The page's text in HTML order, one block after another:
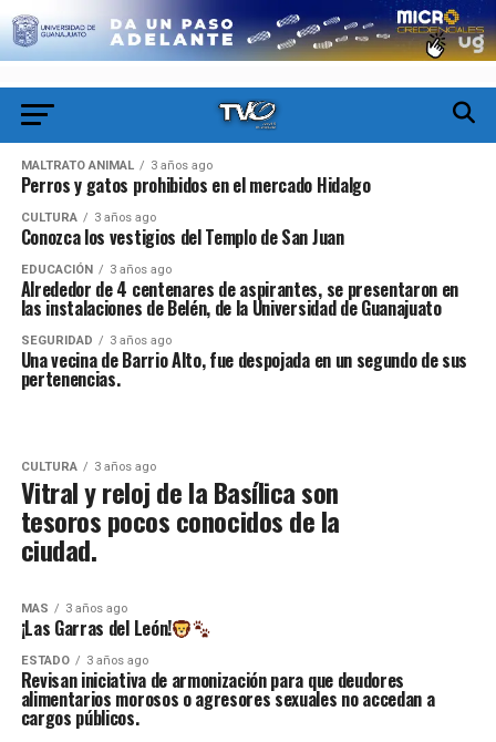
MALTRATO ANIMAL 3 años ago
Perros y gatos prohibidos en el mercado Hidalgo
CULTURA 3 años ago
Conozca los vestigios del Templo de San Juan
EDUCACIÓN 3 años ago
Alrededor de 4 centenares de aspirantes, se presentaron en
las instalaciones de Belén, de la Universidad de Guanajuato
SEGURIDAD 3 años ago
Una vecina de Barrio Alto, fue despojada en un segundo de sus
pertenencias.
CULTURA 3 años ago
Vitral y reloj de la Basílica son
tesoros pocos conocidos de la
ciudad.
MAS 3 años ago
¡Las Garras del León!
ESTADO 3 años ago
Revisan iniciativa de armonización para que deudores
alimentarios morosos o agresores sexuales no accedan a
cargos públicos.